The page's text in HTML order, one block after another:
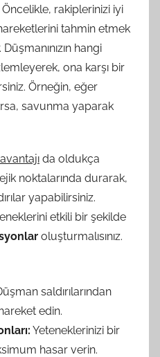
rakiplerinizi iyi
tahmin etmek
hangi
ona karşı bir
Örneğin, eğer
savunma yaparak
da oldukça
noktalarında durarak,
yapabilirsiniz.
etkili bir şekilde
oluşturmalısınız.
saldırılarından
edin.
Yeteneklerinizi bir
hasar verin.